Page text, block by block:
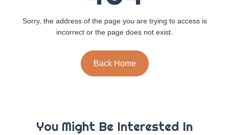
Sorry, the address of the page you are trying to access is
incorrect or the page does not exist.
Back Home
You Might Be Interested In